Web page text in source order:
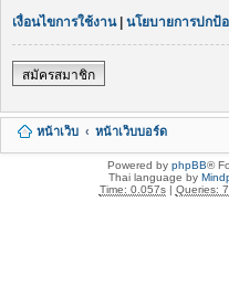
เงื่อนไขการใช้งาน| นโยบายการปกป้
สมัครสมาชิก
หน้าเว็บ หน้าเว็บบอร์ด
Powered by phpBB®
Thai language by
Time: 0.057s| Queries: 7